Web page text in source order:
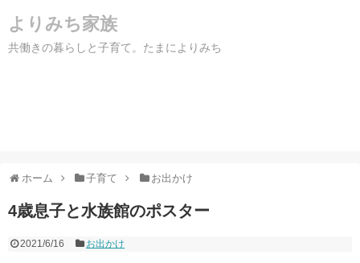
よりみち家族
共働きの暮らしと子育て。たまによりみち
ホーム 子育て お出かけ
4歳息子と水族館のポスター
2021/6/16 お出かけ